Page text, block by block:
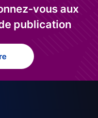
vous aux
publication